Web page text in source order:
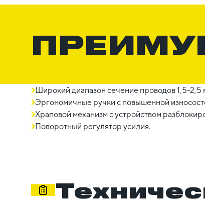
Широкий диапазон сечение проводов 1,5-2,5
Эргономичные ручки с повышенной
Храповой механизм с устройством
Поворотный регулятор усилия.